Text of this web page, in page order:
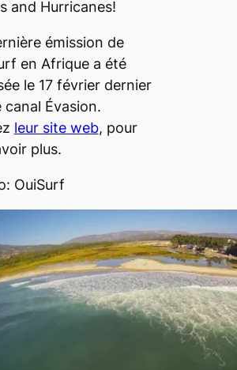
and Hurricanes!
émission de
en Afrique a été
le 17 février dernier
canal Évasion.
leur site web, pour
plus.
OuiSurf